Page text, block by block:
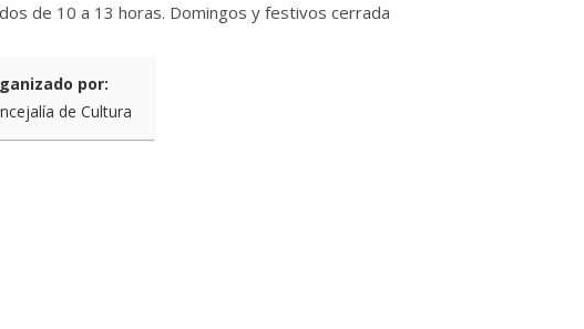
de 10 a 13 horas. Domingos y festivos cerrada
por:
de Cultura